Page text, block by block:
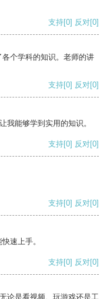
支持[0] 反对[0]
个学科的知识。老师的讲
支持[0] 反对[0]
我能够学到实用的知识。
支持[0] 反对[0]
支持[0] 反对[0]
速上手。
支持[0] 反对[0]
论是看视频、玩游戏还是工